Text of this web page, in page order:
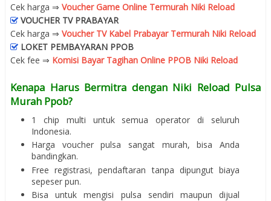
Cek harga ⇒ Voucher Game Online Termurah Niki Reload
VOUCHER TV PRABAYAR
Cek harga ⇒ Voucher TV Kabel Prabayar Termurah Niki Reload
LOKET PEMBAYARAN PPOB
Cek fee ⇒ Komisi Bayar Tagihan Online PPOB Niki Reload
Kenapa Harus Bermitra dengan Niki Reload Pulsa
Murah Ppob?
1 chip multi untuk semua operator di seluruh
Indonesia.
Harga voucher pulsa sangat murah, bisa Anda
bandingkan.
Free registrasi, pendaftaran tanpa dipungut biaya
sepeser pun.
Bisa untuk mengisi pulsa sendiri maupun dijual